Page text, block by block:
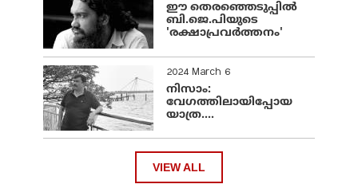
ഈ തെരഞ്ഞെടുപ്പില്‍
ബി.ജെ.പിയുടെ
'രക്ഷാപ്രവര്‍ത്തനം'
2024 March 6
നിസാം:
വേഗത്തിലായിപ്പോയ
യാത്ര....
VIEW ALL